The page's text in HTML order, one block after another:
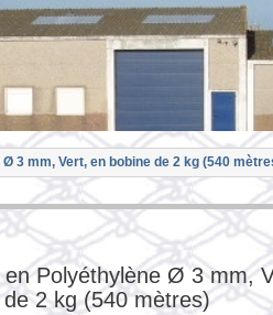
3 mm, Vert, en bobine de 2 kg (540
en Polyéthylène Ø 3 mm,
de 2 kg (540 mètres)